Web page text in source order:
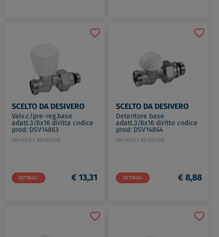
SCELTO DA DESIVERO
Valv.c/pre-reg.base
adatt.3/8x16 diritta codice
prod: DSV14863
VALVOLE E DETENTORI
DETTAGLI € 13,31
SCELTO DA DESIVERO
Detentore base
adatt.3/8x16 diritto codice
prod: DSV14864
VALVOLE E DETENTORI
DETTAGLI € 8,88